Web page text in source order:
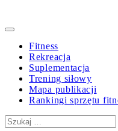
Primary
Fitness
Rekreacja
Suplementacja
Trening siłowy
Mapa publikacji
Rankingi sprzętu
Szukaj: